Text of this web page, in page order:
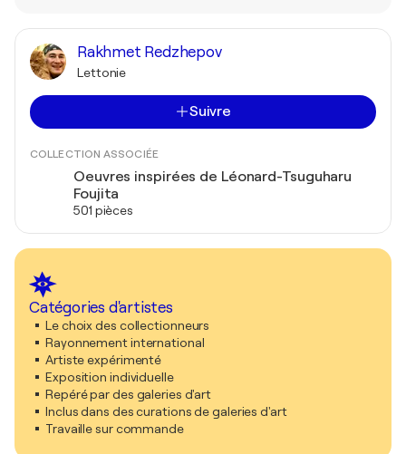
Rakhmet Redzhepov
Lettonie
Suivre
COLLECTION ASSOCIÉE
Oeuvres inspirées de Léonard-Tsuguharu
Foujita
501 pièces
Catégories d'artistes
Le choix des collectionneurs
Rayonnement international
Artiste expérimenté
Exposition individuelle
Repéré par des galeries d'art
Inclus dans des curations de galeries d'art
Travaille sur commande